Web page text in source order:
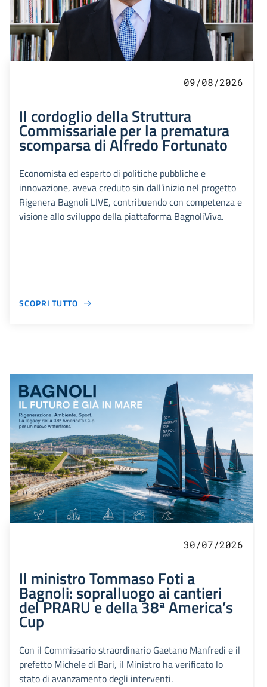
09/08/2026
Il cordoglio della Struttura
Commissariale per la prematura
scomparsa di Alfredo Fortunato
Economista ed esperto di politiche pubbliche e
innovazione, aveva creduto sin dall’inizio nel progetto
Rigenera Bagnoli LIVE, contribuendo con competenza e
visione allo sviluppo della piattaforma BagnoliViva.
SCOPRI TUTTO
30/07/2026
Il ministro Tommaso Foti a
Bagnoli: sopralluogo ai cantieri
del PRARU e della 38ª America’s
Cup
Con il Commissario straordinario Gaetano Manfredi e il
prefetto Michele di Bari, il Ministro ha verificato lo
stato di avanzamento degli interventi.